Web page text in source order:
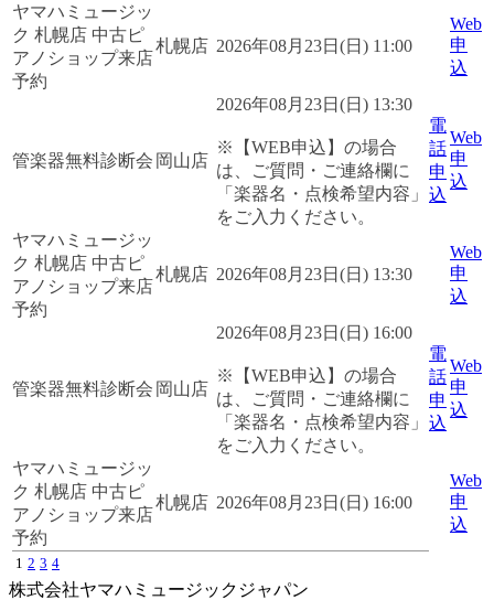
ヤマハミュージッ
ク 札幌店 中古ピ
アノショップ来店
予約
札幌店 2026年08月23日(日) 11:00
Web
申
込
管楽器無料診断会 岡山店
2026年08月23日(日) 13:30
※【WEB申込】の場合
は、ご質問・ご連絡欄に
「楽器名・点検希望内容」
をご入力ください。
電
話
申
込
Web
申
込
ヤマハミュージッ
ク 札幌店 中古ピ
アノショップ来店
予約
札幌店 2026年08月23日(日) 13:30
Web
申
込
管楽器無料診断会 岡山店
2026年08月23日(日) 16:00
※【WEB申込】の場合
は、ご質問・ご連絡欄に
「楽器名・点検希望内容」
をご入力ください。
電
話
申
込
Web
申
込
ヤマハミュージッ
ク 札幌店 中古ピ
アノショップ来店
予約
札幌店 2026年08月23日(日) 16:00
Web
申
込
1 2 3 4
株式会社ヤマハミュージックジャパン